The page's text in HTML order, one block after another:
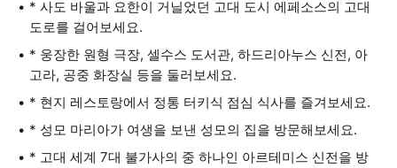
* 사도 바울과 요한이 거닐었던 고대 도시 에페소스의 고대
도로를 걸어보세요.
* 웅장한 원형 극장, 셀수스 도서관, 하드리아누스 신전, 아
고라, 공중 화장실 등을 둘러보세요.
* 현지 레스토랑에서 정통 터키식 점심 식사를 즐겨보세요.
* 성모 마리아가 여생을 보낸 성모의 집을 방문해보세요.
* 고대 세계 7대 불가사의 중 하나인 아르테미스 신전을 방